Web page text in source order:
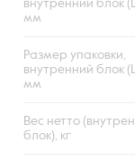
внутренний блок
мм
Размер упаковки,
внутренний блок
мм
Вес нетто
блок), кг